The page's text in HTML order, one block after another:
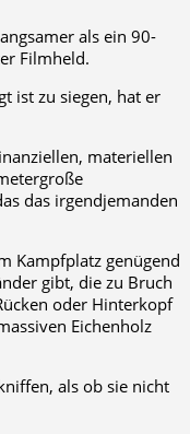
als ein 90-
Filmheld.
ist zu siegen, hat er
materiellen
das irgendjemanden
Kampfplatz genügend
gibt, die zu Bruch
oder Hinterkopf
Eichenholz
als ob sie nicht